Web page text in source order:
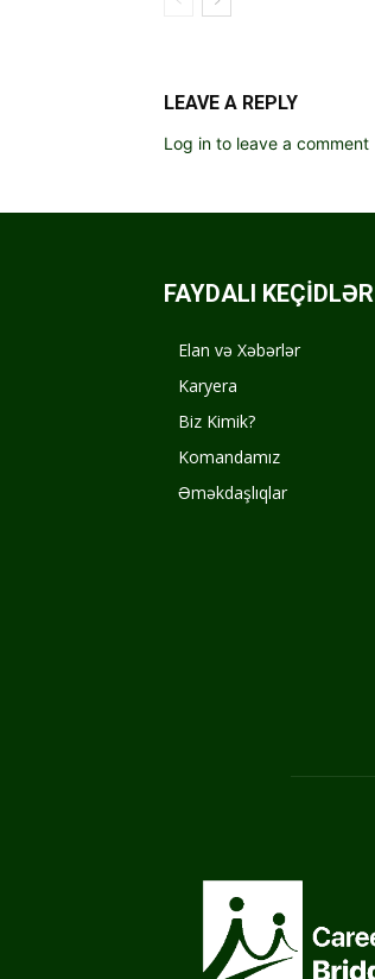
LEAVE A REPLY
Log in to leave a comment
FAYDALI KEÇİDLƏR
Elan və Xəbərlər
Karyera
Biz Kimik?
Komandamız
Əməkdaşlıqlar